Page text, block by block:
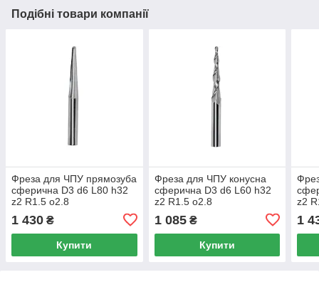
Подібні товари компанії
Фреза для ЧПУ прямозуба
сферична D3 d6 L80 h32
z2 R1.5 о2.8
1 430 ₴
Купити
Фреза для ЧПУ конусна
сферична D3 d6 L60 h32
z2 R1.5 о2.8
1 085₴
Купити
z2
1